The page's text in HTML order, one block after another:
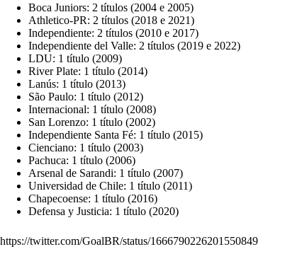
Boca Juniors: 2 títulos (2004 e 2005)
Athletico-PR: 2 títulos (2018 e 2021)
Independiente: 2 títulos (2010 e 2017)
Independiente del Valle: 2 títulos (2019 e 2022)
LDU: 1 título (2009)
River Plate: 1 título (2014)
Lanús: 1 título (2013)
São Paulo: 1 título (2012)
Internacional: 1 título (2008)
San Lorenzo: 1 título (2002)
Independiente Santa Fé: 1 título (2015)
Cienciano: 1 título (2003)
Pachuca: 1 título (2006)
Arsenal de Sarandi: 1 título (2007)
Universidad de Chile: 1 título (2011)
Chapecoense: 1 título (2016)
Defensa y Justicia: 1 título (2020)
https://twitter.com/GoalBR/status/1666790226201550849